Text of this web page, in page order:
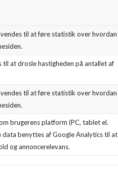
til at føre statistik over hvordan
til at drosle hastigheden på antallet af
til at føre statistik over hvordan
brugerens platform (PC, tablet el.
benyttes af Google Analytics til at
og annoncerelevans.